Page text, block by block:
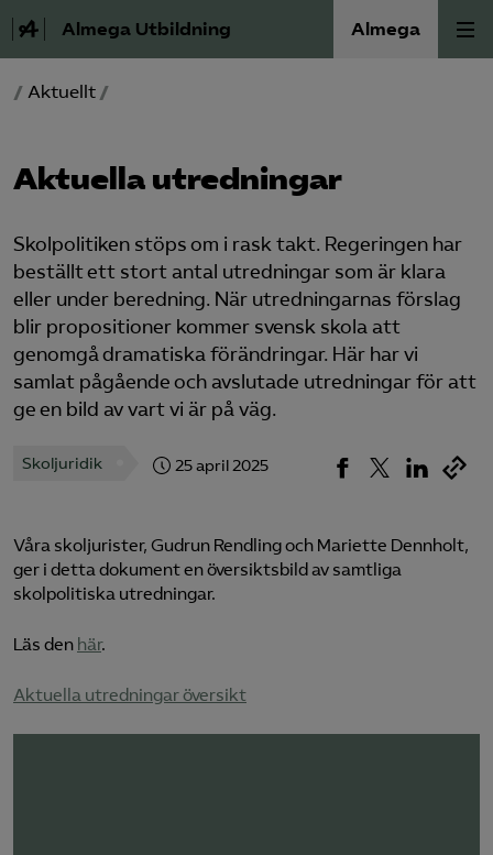
Almega Utbildning Almega
Press
Våra frågor
Förbundets råd
Medlem
Om Almega Utbildning
Bli medlem
Logga in på Arbetsgivarguiden
Sök på almegautbildning.se
/ Aktuellt /
Aktuella utredningar
Skolpolitiken stöps om i rask takt. Regeringen har
beställt ett stort antal utredningar som är klara
eller under beredning. När utredningarnas förslag
blir propositioner kommer svensk skola att
genomgå dramatiska förändringar. Här har vi
samlat pågående och avslutade utredningar för att
ge en bild av vart vi är på väg.
Skoljuridik 25 april 2025
Våra skoljurister, Gudrun Rendling och Mariette Dennholt,
ger i detta dokument en översiktsbild av samtliga
skolpolitiska utredningar.
Läs den här.
Aktuella utredningar översikt